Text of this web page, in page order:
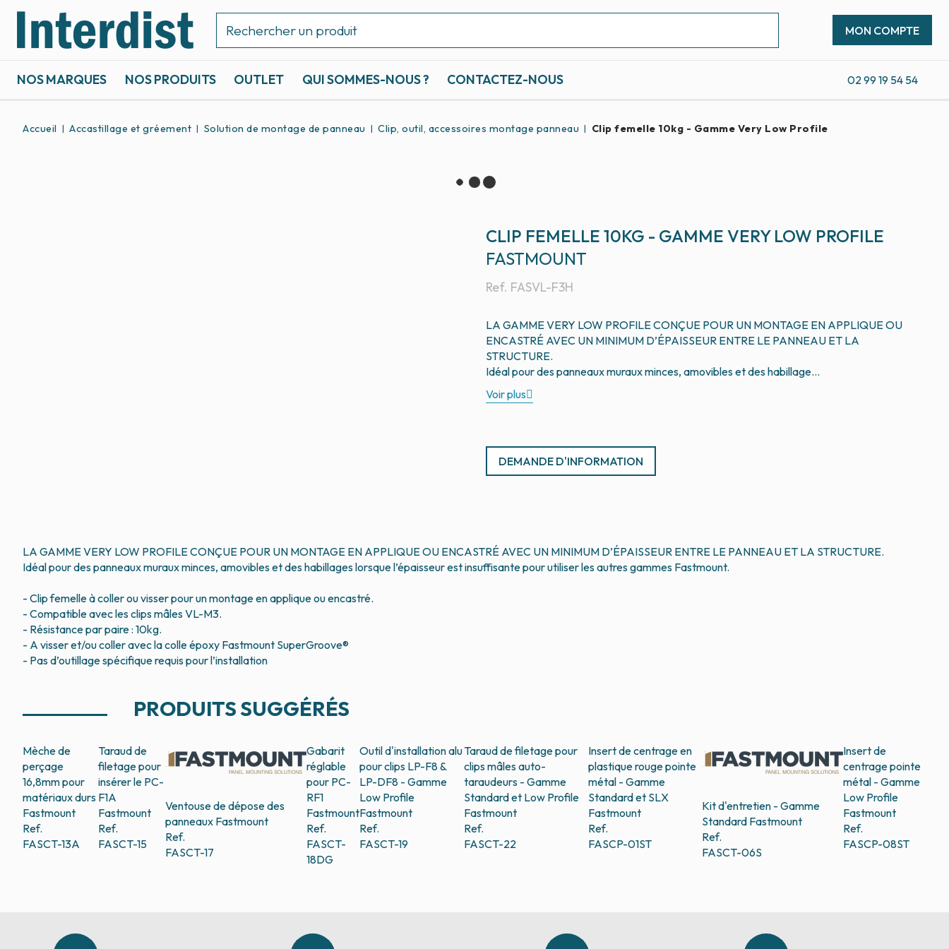
NOS MARQUES NOS PRODUITS OUTLET QUI SOMMES-NOUS ? CONTACTEZ-NOUS
MON COMPTE
02 99 19 54 54
Accueil Accastillage et gréement Solution de montage de panneau Clip, outil, accessoires montage panneau Clip femelle 10kg - Gamme Very Low Profile
CLIP FEMELLE 10KG - GAMME VERY LOW PROFILE
Ref. FASVL-F3H
FASTMOUNT
LA GAMME VERY LOW PROFILE CONÇUE POUR UN MONTAGE EN APPLIQUE OU
ENCASTRÉ AVEC UN MINIMUM D’ÉPAISSEUR ENTRE LE PANNEAU ET LA
STRUCTURE.
Voir plus
LA GAMME VERY LOW PROFILE CONÇUE POUR UN MONTAGE EN APPLIQUE OU ENCASTRÉ AVEC UN MINIMUM D’ÉPAISSEUR ENTRE LE PANNEAU ET LA STRUCTURE.
Idéal pour des panneaux muraux minces, amovibles et des habillages lorsque l’épaisseur est insuffisante pour utiliser les autres gammes Fastmount.
- Clip femelle à coller ou visser pour un montage en applique ou encastré.
- Compatible avec les clips mâles VL-M3.
- Résistance par paire : 10kg.
- A visser et/ou coller avec la colle époxy Fastmount SuperGroove®
- Pas d’outillage spécifique requis pour l’installation
DEMANDE D'INFORMATION
PRODUITS SUGGÉRÉS
Mèche de
perçage
16,8mm pour
matériaux durs
Fastmount
Ref.
FASCT-13A
Taraud de
filetage pour
insérer le PC-
F1A
Fastmount
Ref.
FASCT-15
Ventouse de dépose des
panneaux Fastmount
Ref.
FASCT-17
Gabarit
réglable
pour PC-
RF1
Fastmount
Ref.
FASCT-
18DG
Outil d'installation alu
pour clips LP-F8 &
LP-DF8 - Gamme
Low Profile
Fastmount
Ref.
FASCT-19
Taraud de filetage pour
clips mâles auto-
taraudeurs - Gamme
Standard et Low Profile
Fastmount
Ref.
FASCT-22
Insert de centrage en
plastique rouge pointe
métal - Gamme
Standard et SLX
Fastmount
Ref.
FASCP-01ST
Kit d'entretien - Gamme
Standard Fastmount
Ref.
FASCT-06S
Insert de
centrage pointe
métal - Gamme
Low Profile
Fastmount
Ref.
FASCP-08ST